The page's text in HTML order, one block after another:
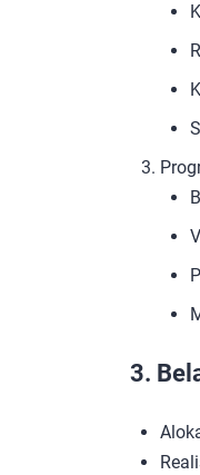
3.